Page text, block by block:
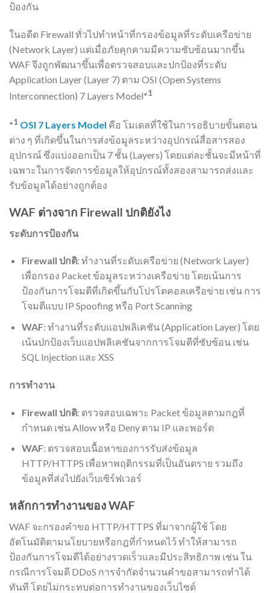
ป้องกัน
ในอดีต Firewall ทั่วไปทำหน้าที่กรองข้อมูลที่ระดับเครือข่าย
(Network Layer) แต่เมื่อภัยคุกคามมีความซับซ้อนมากขึ้น
WAF จึงถูกพัฒนาขึ้นเพื่อตรวจสอบและปกป้องที่ระดับ
Application Layer (Layer 7) ตาม OSI (Open Systems
Interconnection) 7 Layers Model*1
*1 OSI 7 Layers Model คือ โมเดลที่ใช้ในการอธิบายขั้นตอน
ต่าง ๆ ที่เกิดขึ้นในการส่งข้อมูลระหว่างอุปกรณ์สื่อสารสอง
อุปกรณ์ ซึ่งแบ่งออกเป็น 7 ชั้น (Layers) โดยแต่ละชั้นจะมีหน้าที่
เฉพาะในการจัดการข้อมูลให้อุปกรณ์ทั้งสองสามารถส่งและ
รับข้อมูลได้อย่างถูกต้อง
WAF ต่างจาก Firewall ปกติยังไง
ระดับการป้องกัน
Firewall ปกติ: ทำงานที่ระดับเครือข่าย (Network Layer)
เพื่อกรอง Packet ข้อมูลระหว่างเครือข่าย โดยเน้นการ
ป้องกันการโจมตีที่เกิดขึ้นกับโปรโตคอลเครือข่าย เช่น การ
โจมตีแบบ IP Spoofing หรือ Port Scanning
WAF: ทำงานที่ระดับแอปพลิเคชัน (Application Layer) โดย
เน้นปกป้องเว็บแอปพลิเคชันจากการโจมตีที่ซับซ้อน เช่น
SQL Injection และ XSS
การทำงาน
Firewall ปกติ: ตรวจสอบเฉพาะ Packet ข้อมูลตามกฎที่
กำหนด เช่น Allow หรือ Deny ตาม IP และพอร์ต
WAF: ตรวจสอบเนื้อหาของการรับส่งข้อมูล
HTTP/HTTPS เพื่อหาพฤติกรรมที่เป็นอันตราย รวมถึง
ข้อมูลที่ส่งไปยังเว็บเซิร์ฟเวอร์
หลักการทำงานของ WAF
WAF จะกรองคำขอ HTTP/HTTPS ที่มาจากผู้ใช้ โดย
อัตโนมัติตามนโยบายหรือกฎที่กำหนดไว้ ทำให้สามารถ
ป้องกันการโจมตีได้อย่างรวดเร็วและมีประสิทธิภาพ เช่น ใน
กรณีการโจมตี DDoS การจำกัดจำนวนคำขอสามารถทำได้
ทันที โดยไม่กระทบต่อการทำงานของเว็บไซต์